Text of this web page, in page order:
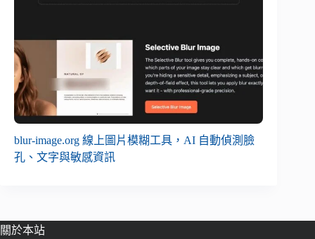
blur-image.org 線上圖片模糊工具，AI 自動偵測臉
孔、文字與敏感資訊
關於本站